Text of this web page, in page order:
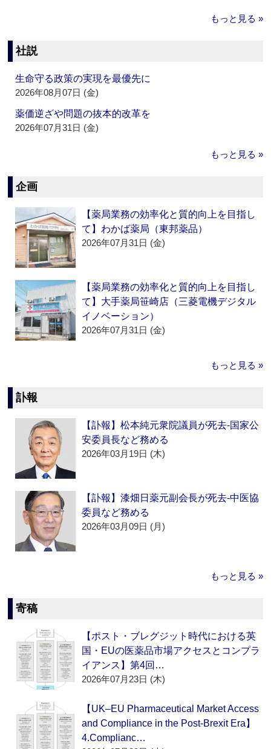
もっと見る »
社説
生命守る政策の実現を最優先に
2026年08月07日 (金)
薬価逆ざや問題の抜本的改革を
2026年07月31日 (金)
もっと見る »
企画
【薬局業務の効率化と質的向上を目指し
て】わかば薬局（東邦薬品）
2026年07月31日 (金)
【薬局業務の効率化と質的向上を目指し
て】大手薬局笹崎店（三菱電機デジタル
イノベーション）
2026年07月31日 (金)
もっと見る »
訃報
【訃報】松本純元衆院議員が死去‐国家公
安委員長など務める
2026年03月19日 (木)
【訃報】漆畑日薬元副会長が死去‐中医協
委員など務める
2026年03月09日 (月)
もっと見る »
寄稿
【ポスト・ブレグジット時代における英
国・EUの医薬品市場アクセスとコンプラ
イアンス】第4回…
2026年07月23日 (木)
【UK–EU Pharmaceutical Market Access
and Compliance in the Post-Brexit Era】
4.Complianc…